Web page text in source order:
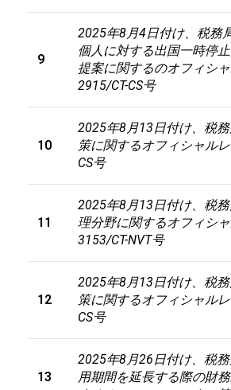
9
2025年8月4日付け、税務
個人に対する出国一時停
提案に関するのオフィシ
2915/CT-CS号
10
2025年8月13日付け、税
策に関するオフィシャル
CS号
11
2025年8月13日付け、税
理分野に関するオフィシ
3153/CT-NVT号
12
2025年8月13日付け、税
策に関するオフィシャル
CS号
13
2025年8月26日付け、税
用期間を延長する際の財